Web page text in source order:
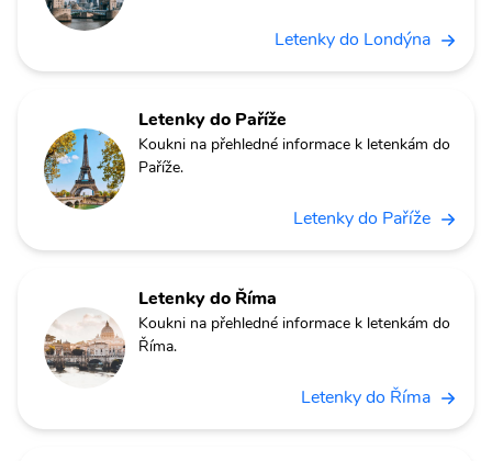
Letenky do Londýna
Letenky do Paříže
Koukni na přehledné informace k letenkám do
Paříže.
Letenky do Paříže
Letenky do Říma
Koukni na přehledné informace k letenkám do
Říma.
Letenky do Říma